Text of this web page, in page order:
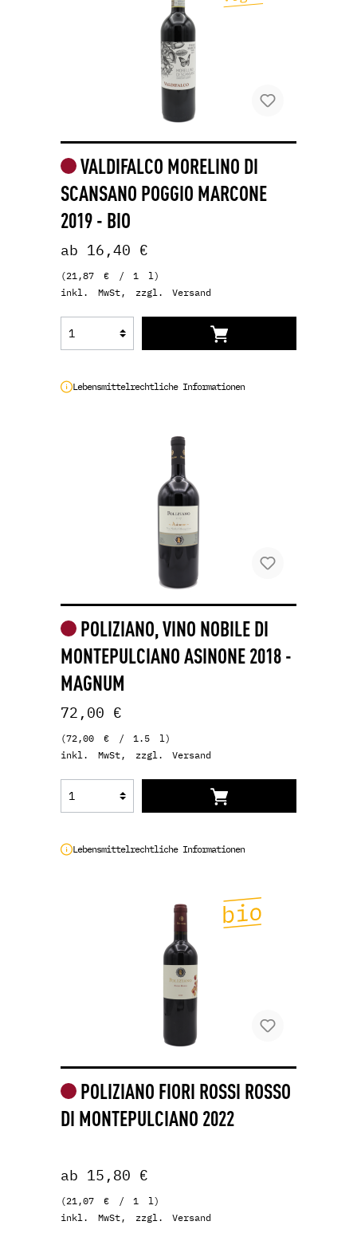
VALDIFALCO MORELINO DI
SCANSANO POGGIO MARCONE
2019 - BIO
ab 16,40 €
(21,87 € / 1 l)
inkl. MwSt, zzgl. Versand
Lebensmittelrechtliche Informationen
POLIZIANO, VINO NOBILE DI
MONTEPULCIANO ASINONE 2018 -
MAGNUM
72,00 €
(72,00 € / 1.5 l)
inkl. MwSt, zzgl. Versand
Lebensmittelrechtliche Informationen
POLIZIANO FIORI ROSSI ROSSO
DI MONTEPULCIANO 2022
ab 15,80 €
(21,07 € / 1 l)
inkl. MwSt, zzgl. Versand